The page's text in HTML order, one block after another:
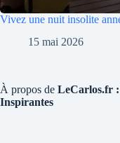
Vivez une nuit insolite
15 mai 2026
À propos de LeCarlos.fr :
Inspirantes